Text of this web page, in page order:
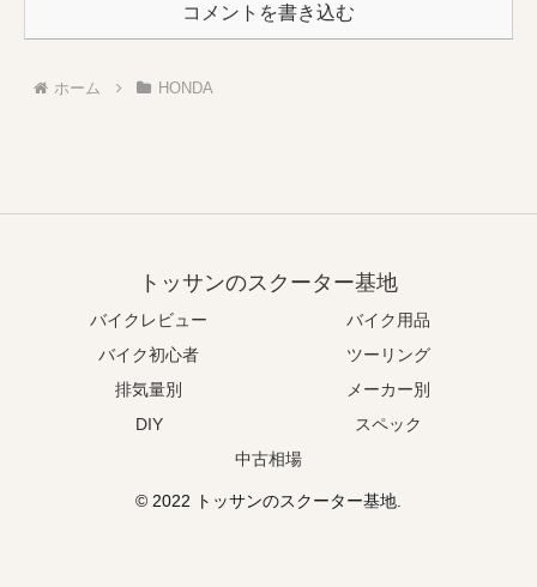
コメントを書き込む
ホーム HONDA
トッサンのスクーター基地
バイクレビュー
バイク用品
バイク初心者
ツーリング
排気量別
メーカー別
DIY
スペック
中古相場
© 2022 トッサンのスクーター基地.